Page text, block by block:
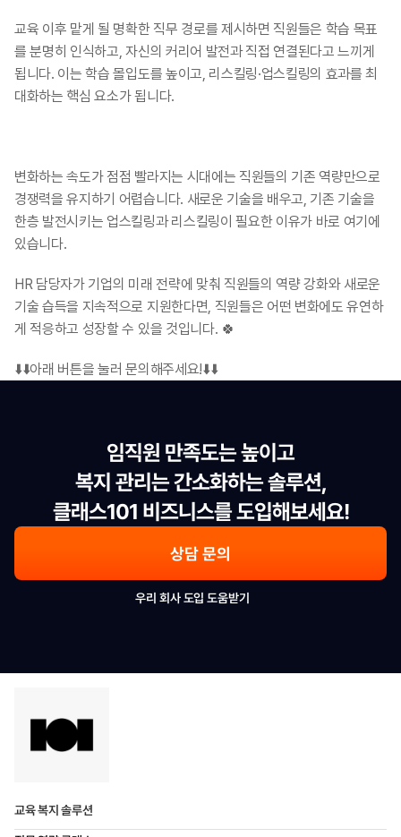
교육 이후 맡게 될 명확한 직무 경로를 제시하면 직원들은 학습 목표
를 분명히 인식하고, 자신의 커리어 발전과 직접 연결된다고 느끼게
됩니다. 이는 학습 몰입도를 높이고, 리스킬링·업스킬링의 효과를 최
대화하는 핵심 요소가 됩니다.​
​변화하는 속도가 점점 빨라지는 시대에는 직원들의 기존 역량만으로
경쟁력을 유지하기 어렵습니다. 새로운 기술을 배우고, 기존 기술을
한층 발전시키는 업스킬링과 리스킬링이 필요한 이유가 바로 여기에
있습니다. ​
HR 담당자가 기업의 미래 전략에 맞춰 직원들의 역량 강화와 새로운
기술 습득을 지속적으로 지원한다면, 직원들은 어떤 변화에도 유연하
게 적응하고 성장할 수 있을 것입니다. 🍀
⬇️⬇️아래 버튼을 눌러 문의해주세요!⬇️⬇️
임직원 만족도는 높이고
복지 관리는 간소화하는 솔루션,
클래스101 비즈니스를 도입해보세요!
상담 문의
우리 회사 도입 도움받기
교육 복지 솔루션